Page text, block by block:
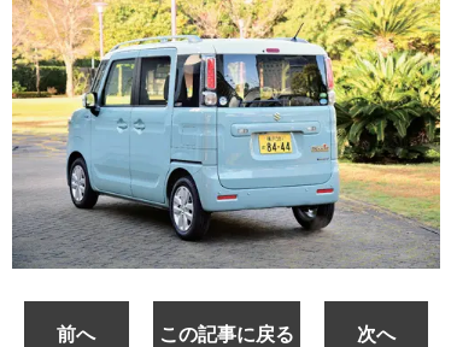
前へ この記事に戻る 次へ